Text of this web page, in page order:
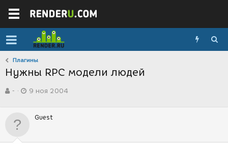
Плагины
Нужны RPC модели людей
в
р
-
а
9 ноя 2004
Guest